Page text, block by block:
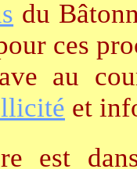
du
ces
au
et
est